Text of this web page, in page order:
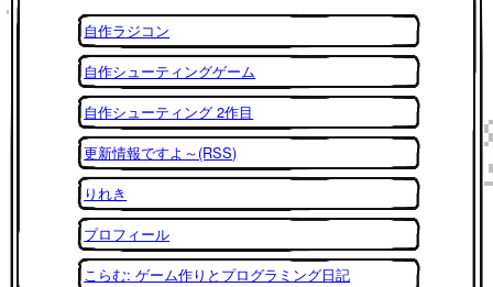
自作ラジコン
自作シューティングゲーム
自作シューティング 2作目
更新情報ですよ～(RSS)
りれき
プロフィール
こらむ: ゲーム作りとプログラミング日記